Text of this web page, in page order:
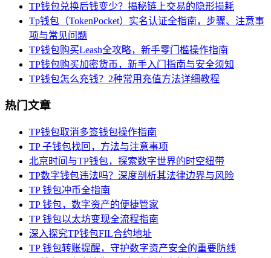
TP钱包兑换后钱变少？揭秘链上交易的隐形损耗
Tp钱包（TokenPocket）实名认证全指南，步骤、注意事
项与常见问题
TP钱包购买Leash全攻略，新手零门槛操作指南
TP钱包购买加密货币，新手入门指南与安全须知
TP钱包怎么充钱？2种常用充值方法详细教程
热门文章
TP钱包取消多签钱包操作指南
TP 子钱包找回，方法与注意事项
北京时间与TP钱包，探索数字世界的时空纽带
TP数字钱包违法吗？深度剖析其法律边界与风险
TP 钱包冲币全指南
TP 钱包，数字资产的便捷管家
TP 钱包以太坊变现全流程指南
深入探究TP钱包FIL合约地址
TP 钱包转账提醒，守护数字资产安全的重要防线